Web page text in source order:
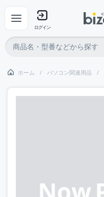
ログイン
ホーム パソコン関連用品